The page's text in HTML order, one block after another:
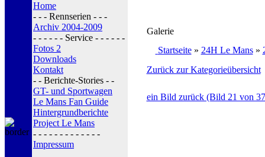
Home
- - - Rennserien - - -
Archiv 2004-2009
- - - - - - Service - - - - - -
Fotos 2
Downloads
Kontakt
- - Berichte-Stories - -
GT- und Sportwagen
Le Mans Fan Guide
Hintergrundberichte
Project Le Mans
- - - - - - - - - - - - -
Impressum
Galerie
Startseite» 24H Le Mans»
Zurück zur Kategorieübersicht
ein Bild zurück (Bild 21 von